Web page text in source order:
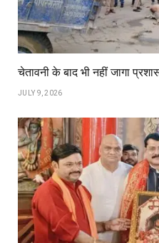
चेतावनी के बाद भी नहीं जागा
JULY 9, 2026